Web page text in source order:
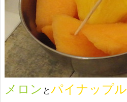
メロン とパイナップル